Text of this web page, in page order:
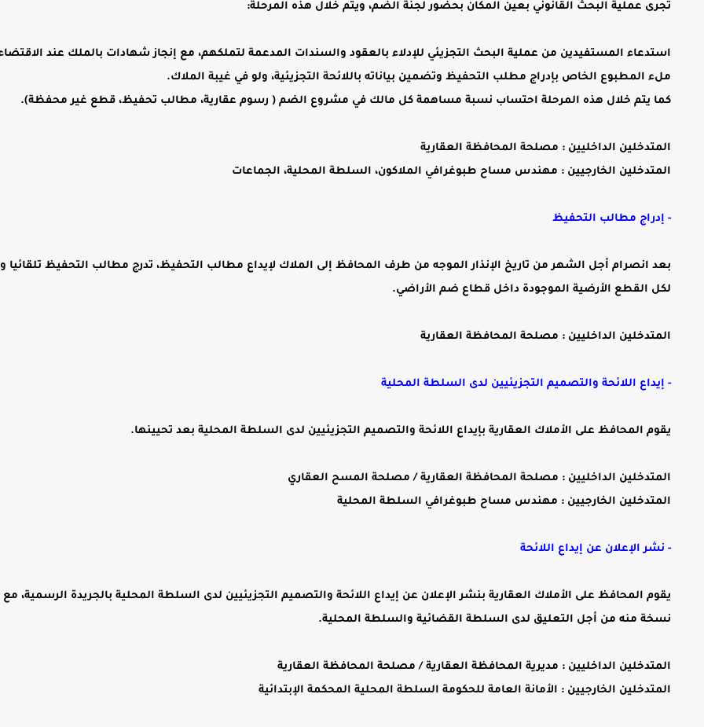
تجرى عملية البحث القانوني بعين المكان بحضور لجنة الضم، ويتم خلال هذه المرحلة:
استدعاء المستفيدين من عملية البحث التجزيئي للإدلاء بالعقود والسندات المدعمة لتملكهم، مع إنجاز شهادات بالملك عند
ملء المطبوع الخاص بإدراج مطلب التحفيظ وتضمين بياناته باللائحة التجزيئية، ولو في غيبة الملاك.
كما يتم خلال هذه المرحلة احتساب نسبة مساهمة كل مالك في مشروع الضم ( رسوم عقارية، مطالب تحفيظ، قطع غير محفظة).
المتدخلين الداخليين : مصلحة المحافظة العقارية
المتدخلين الخارجيين : مهندس مساح طبوغرافي الملاكون، السلطة المحلية، الجماعات
- إدراج مطالب التحفيظ
بعد انصرام أجل الشهر من تاريخ الإنذار الموجه من طرف المحافظ إلى الملاك لإيداع مطالب التحفيظ، تدرج مطالب التحفيظ تلقائيا
لكل القطع الأرضية الموجودة داخل قطاع ضم الأراضي.
المتدخلين الداخليين : مصلحة المحافظة العقارية
- إيداع اللائحة والتصميم التجزيئيين لدى السلطة المحلية
يقوم المحافظ على الأملاك العقارية بإيداع اللائحة والتصميم التجزيئيين لدى السلطة المحلية بعد تحيينها.
المتدخلين الداخليين : مصلحة المحافظة العقارية / مصلحة المسح العقاري
المتدخلين الخارجيين : مهندس مساح طبوغرافي السلطة المحلية
- نشر الإعلان عن إيداع اللائحة
يقوم المحافظ على الأملاك العقارية بنشر الإعلان عن إيداع اللائحة والتصميم التجزيئيين لدى السلطة المحلية بالجريدة الرسمية، مع
نسخة منه من أجل التعليق لدى السلطة القضائية والسلطة المحلية.
المتدخلين الداخليين : مديرية المحافظة العقارية / مصلحة المحافظة العقارية
المتدخلين الخارجيين : الأمانة العامة للحكومة السلطة المحلية المحكمة الإبتدائية